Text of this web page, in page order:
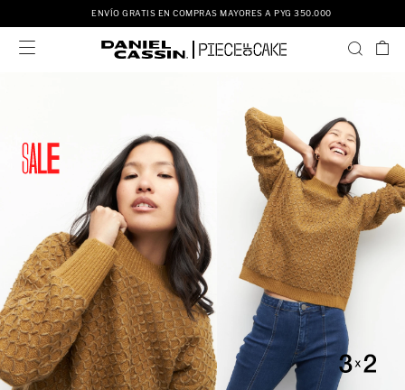
ENVÍO GRATIS EN COMPRAS MAYORES A PYG 350.000
